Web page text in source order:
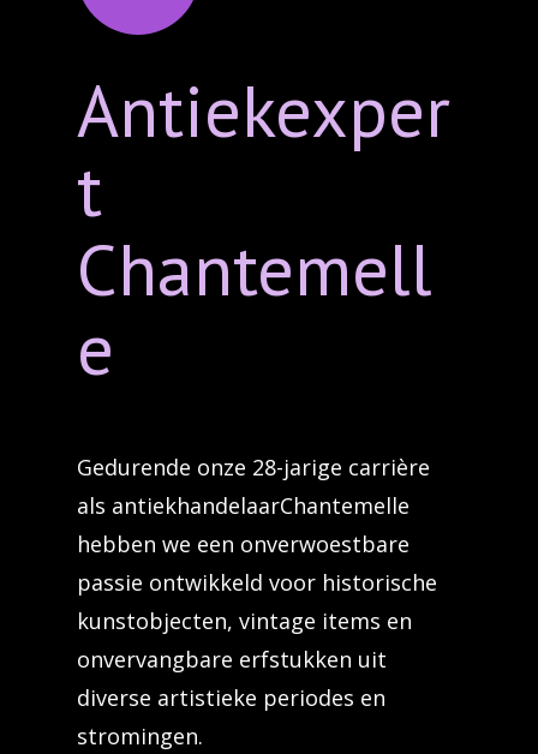
Antiekexper
t
Chantemell
e
Gedurende onze 28-jarige carrière
als antiekhandelaarChantemelle
hebben we een onverwoestbare
passie ontwikkeld voor historische
kunstobjecten, vintage items en
onvervangbare erfstukken uit
diverse artistieke periodes en
stromingen.